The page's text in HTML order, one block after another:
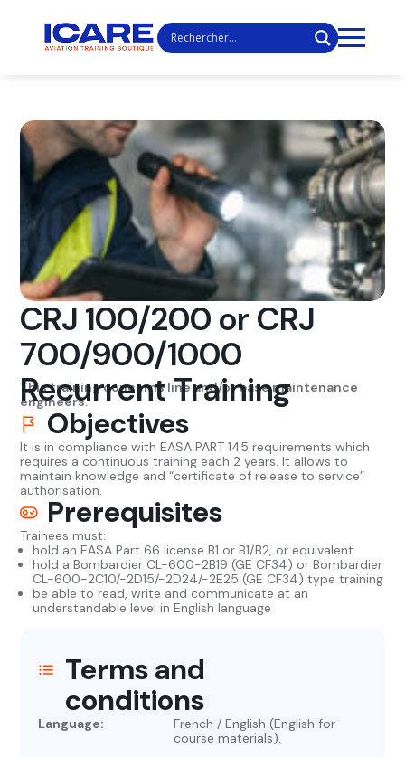
CRJ 100/200 or CRJ
700/900/1000
Recurrent Training
This training concerns line and/or base maintenance
engineers.
Objectives
It is in compliance with EASA PART 145 requirements which
requires a continuous training each 2 years. It allows to
maintain knowledge and “certificate of release to service”
authorisation.
Prerequisites
Trainees must:
hold an EASA Part 66 license B1 or B1/B2, or equivalent
hold a Bombardier CL-600-2B19 (GE CF34) or Bombardier
CL-600-2C10/-2D15/-2D24/-2E25 (GE CF34) type training
be able to read, write and communicate at an
understandable level in English language
Terms and
conditions
Language:
French / English (English for
course materials).